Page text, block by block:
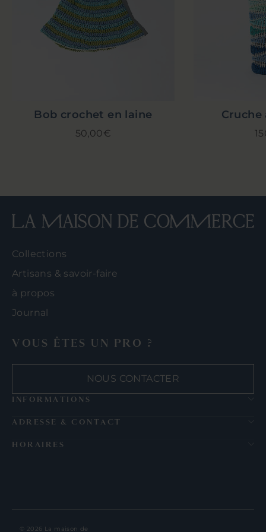
Bob crochet en laine
50,00€
Cruche
Collections
Artisans & savoir-faire
à propos
Journal
VOUS ÊTES UN PRO ?
NOUS CONTACTER
INFORMATIONS
ADRESSE & CONTACT
HORAIRES
© 2026 La maison de